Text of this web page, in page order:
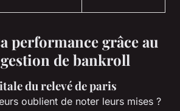
performance grâce au
de bankroll
du relevé de paris
oublient de noter leurs mises ?